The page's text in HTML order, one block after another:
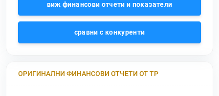
виж финансови отчети и показатели
сравни с конкуренти
ОРИГИНАЛНИ ФИНАНСОВИ ОТЧЕТИ ОТ ТР